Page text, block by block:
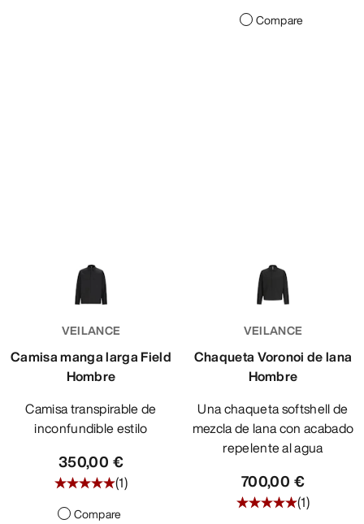
Compare
VEILANCE
Camisa manga larga Field
Hombre
Camisa transpirable de
inconfundible estilo
350,00 €
(1)
Compare
VEILANCE
Chaqueta Voronoi de lana
Hombre
Una chaqueta softshell de
mezcla de lana con acabado
repelente al agua
700,00 €
(1)